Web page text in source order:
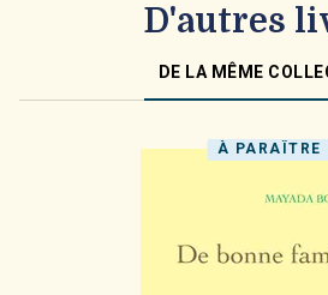
D'autres
DE LA MÊME
À PARAÎTRE